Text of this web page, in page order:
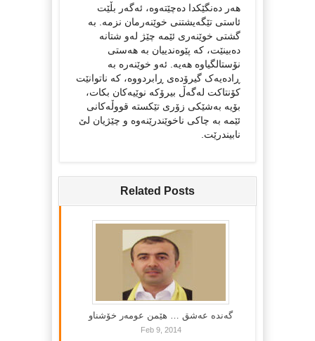
هەر دەنگێکدا دەچێتەوە، ئەگەر بڵێت
ئاستی تێگەیشتنی خوێنەرمان نزمە. بە
گشتی خوێنەری ئێمە چێژ لەو شتانە
دەبینێت، کە پێوەندییان بە هەستی
نۆستالگیاوە هەیە. ئەو خوێنەرە بە
ڕادەیەک گیرۆدەی ڕابردووە، کە ناتوانێت
کۆنتاکت لەگەڵ بیرۆکە نوێیەکان بکات،
بۆیە بەشێکی زۆری تێکستە قووڵەکانی
ئێمە بە چاکی ناخوێندرێنەوە و چێژیان لێ
نابیندرێت.
Related Posts
گه‌نده‌ عه‌شق … هێمن عومه‌ر خۆشناو
Feb 9, 2014